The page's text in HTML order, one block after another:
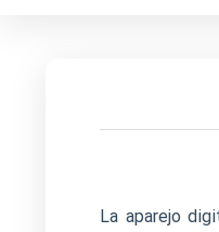
La aparejo